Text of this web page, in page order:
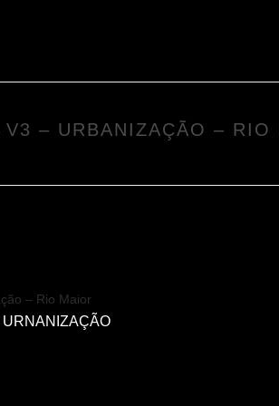
V3 – URBANIZAÇÃO – RIO
URNANIZAÇÃO